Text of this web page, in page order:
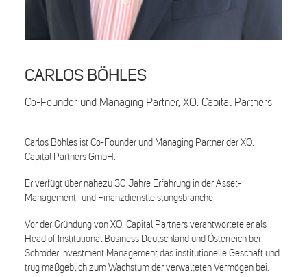
CARLOS BÖHLES
Co-Founder und Managing Partner, XO. Capital Partners
Carlos Böhles ist Co-Founder und Managing Partner der XO.
Capital Partners GmbH.
Er verfügt über nahezu 30 Jahre Erfahrung in der Asset-
Management- und Finanzdienstleistungsbranche.
Vor der Gründung von XO. Capital Partners verantwortete er als
Head of Institutional Business Deutschland und Österreich bei
Schroder Investment Management das institutionelle Geschäft und
trug maßgeblich zum Wachstum der verwalteten Vermögen bei.